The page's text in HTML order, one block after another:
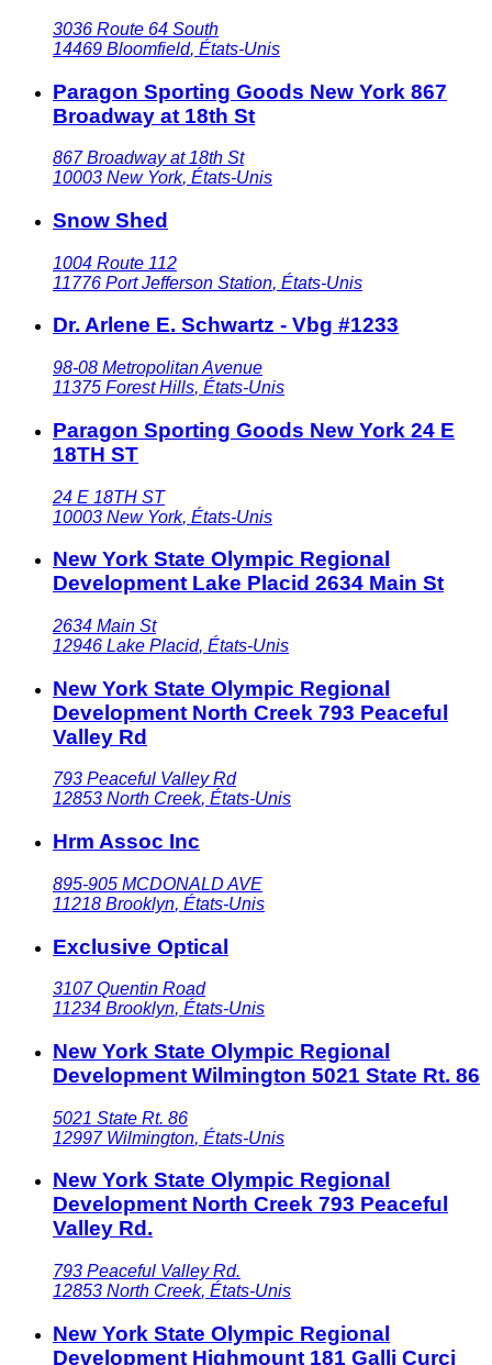
3036 Route 64 South
14469 Bloomfield, États-Unis
Paragon Sporting Goods New York 867
Broadway at 18th St
867 Broadway at 18th St
10003 New York, États-Unis
Snow Shed
1004 Route 112
11776 Port Jefferson Station, États-Unis
Dr. Arlene E. Schwartz - Vbg #1233
98-08 Metropolitan Avenue
11375 Forest Hills, États-Unis
Paragon Sporting Goods New York 24 E
18TH ST
24 E 18TH ST
10003 New York, États-Unis
New York State Olympic Regional
Development Lake Placid 2634 Main St
2634 Main St
12946 Lake Placid, États-Unis
New York State Olympic Regional
Development North Creek 793 Peaceful
Valley Rd
793 Peaceful Valley Rd
12853 North Creek, États-Unis
Hrm Assoc Inc
895-905 MCDONALD AVE
11218 Brooklyn, États-Unis
Exclusive Optical
3107 Quentin Road
11234 Brooklyn, États-Unis
New York State Olympic Regional
Development Wilmington 5021 State Rt. 86
5021 State Rt. 86
12997 Wilmington, États-Unis
New York State Olympic Regional
Development North Creek 793 Peaceful
Valley Rd.
793 Peaceful Valley Rd.
12853 North Creek, États-Unis
New York State Olympic Regional
Development Highmount 181 Galli Curci